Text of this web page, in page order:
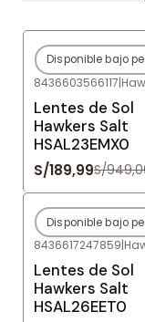
-80%OFF
Agotado
Disponible bajo
8436603566117|
Lentes de Sol
Hawkers Salt
HSAL23EMX0
S/189,99S/
-80%OFF
Agotado
Disponible bajo
8436617247859|
Lentes de Sol
Hawkers Salt
HSAL26EET0